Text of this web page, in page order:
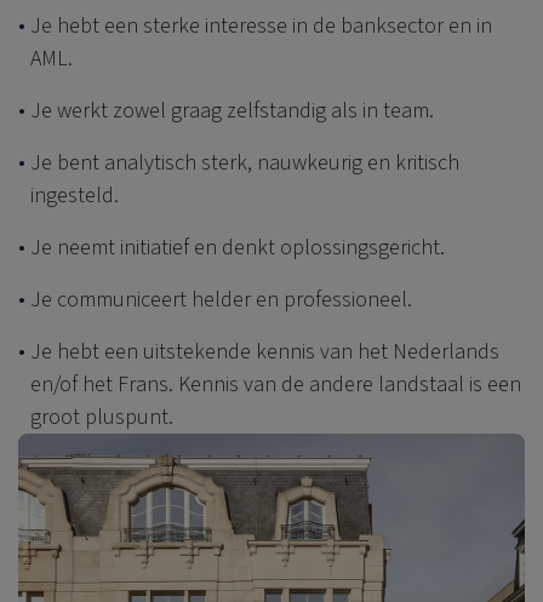
Je hebt een sterke interesse in de banksector en in
AML.
Je werkt zowel graag zelfstandig als in team.
Je bent analytisch sterk, nauwkeurig en kritisch
ingesteld.
Je neemt initiatief en denkt oplossingsgericht.
Je communiceert helder en professioneel.
Je hebt een uitstekende kennis van het Nederlands
en/of het Frans. Kennis van de andere landstaal is een
groot pluspunt.